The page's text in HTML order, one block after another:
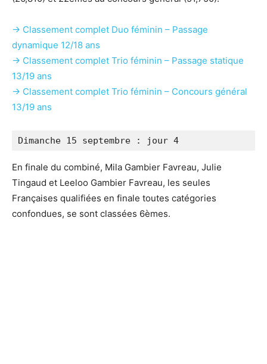
→ Classement complet Duo féminin – Passage
dynamique 12/18 ans
→ Classement complet Trio féminin – Passage statique
13/19 ans
→ Classement complet Trio féminin – Concours général
13/19 ans
Dimanche 15 septembre : jour 4
En finale du combiné, Mila Gambier Favreau, Julie
Tingaud et Leeloo Gambier Favreau, les seules
Françaises qualifiées en finale toutes catégories
confondues, se sont classées 6èmes.